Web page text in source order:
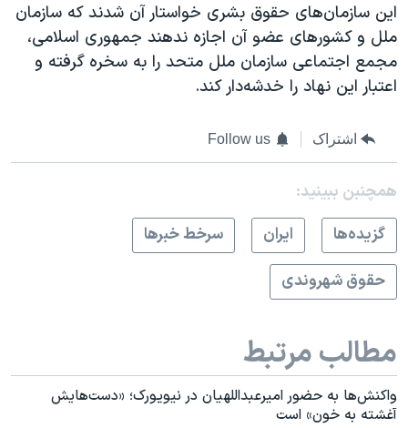
این سازمان‌های حقوق بشری خواستار آن شدند که سازمان
ملل و کشورهای عضو آن اجازه ندهند جمهوری اسلامی،
مجمع اجتماعی سازمان ملل متحد را به سخره گرفته و
اعتبار این نهاد را خدشه‌دار کند.
اشتراک Follow us
همچنبن ببینید:
گزيده‌ها
ايران
سرخط خبرها
حقوق شهروندی
مطالب مرتبط
واکنش‌ها به حضور امیرعبداللهیان در نیویورک؛ «دست‌هایش
آغشته به خون» است